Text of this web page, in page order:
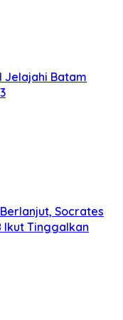
Jelajahi Batam
Socrates
Ikut Tinggalkan